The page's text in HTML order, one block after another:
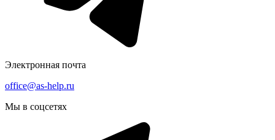
Электронная почта
office@as-help.ru
Мы в соцсетях